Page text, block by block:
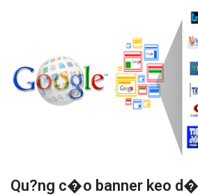
Qu?ng c�o banner keo